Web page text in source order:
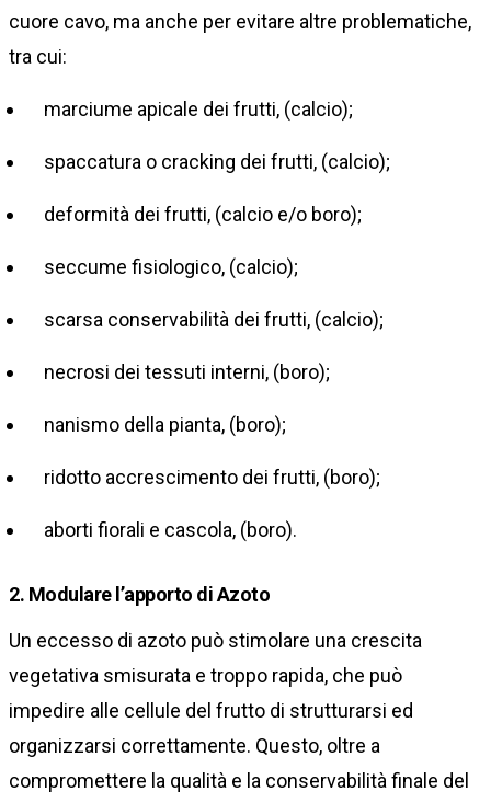
cuore cavo, ma anche per evitare altre problematiche,
tra cui:
marciume apicale dei frutti, (calcio);
spaccatura o cracking dei frutti, (calcio);
deformità dei frutti, (calcio e/o boro);
seccume fisiologico, (calcio);
scarsa conservabilità dei frutti, (calcio);
necrosi dei tessuti interni, (boro);
nanismo della pianta, (boro);
ridotto accrescimento dei frutti, (boro);
aborti fiorali e cascola, (boro).
2. Modulare l’apporto di Azoto
Un eccesso di azoto può stimolare una crescita
vegetativa smisurata e troppo rapida, che può
impedire alle cellule del frutto di strutturarsi ed
organizzarsi correttamente. Questo, oltre a
compromettere la qualità e la conservabilità finale del